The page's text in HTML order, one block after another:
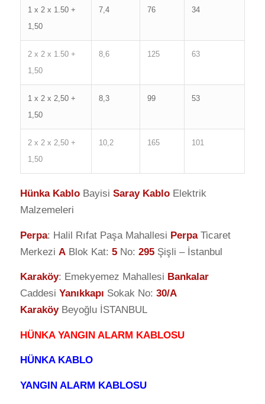
1 x 2 x 1.50 +
1,50
7,4 76 34
2 x 2 x 1.50 +
1,50
8,6 125 63
1 x 2 x 2,50 +
1,50
8,3 99 53
2 x 2 x 2,50 +
1,50
10,2 165 101
Hünka Kablo Bayisi Saray Kablo Elektrik
Malzemeleri
Perpa: Halil Rıfat Paşa Mahallesi PerpaTicaret
Merkezi ABlok Kat: 5No: 295Şişli – İstanbul
Karaköy: Emekyemez Mahallesi Bankalar
Caddesi Yanıkkapı Sokak No: 30/A
KaraköyBeyoğlu İSTANBUL
HÜNKA YANGIN ALARM KABLOSU
HÜNKA KABLO
YANGIN ALARM KABLOSU